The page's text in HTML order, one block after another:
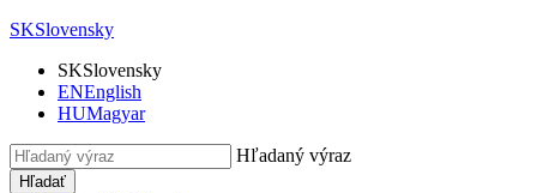
SKSlovensky
SKSlovensky
ENEnglish
HUMagyar
Hľadaný výraz
Hľadať